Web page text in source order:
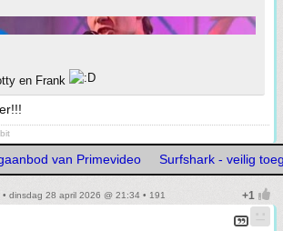
en Frank
van Primevideo Surfshark - veilig
• dinsdag 28 april 2026 @ 21:34 • 191